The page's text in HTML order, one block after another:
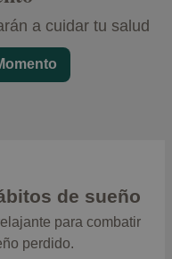
a cuidar tu salud
de sueño
para combatir
perdido.